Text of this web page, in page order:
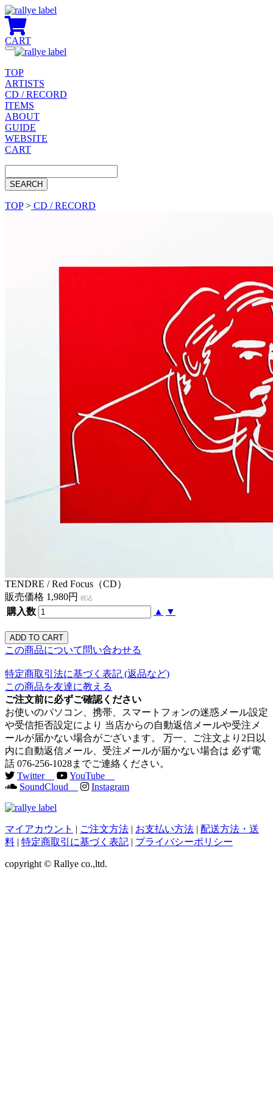
CART
Toggle
TOP
ARTISTS
CD / RECORD
ITEMS
ABOUT
GUIDE
WEBSITE
CART
TOP > CD / RECORD
TENDRE / Red Focus（CD）
販売価格 1,980円
税込
購入数 ▲ ▼
この商品について問い合わせる
特定商取引法に基づく表記 (返品など)
この商品を友達に教える
ご注文前に必ずご確認ください
お使いのパソコン、携帯、スマートフォンの迷惑メール設定
や受信拒否設定により 当店からの自動返信メールや受注メ
ールが届かない場合がございます。 万一、ご注文より2日以
内に自動返信メール、受注メールが届かない場合は 必ず電
話 076-256-1028までご連絡ください。
Twitter
YouTube
SoundCloud
Instagram
マイアカウント | ご注文方法 | お支払い方法 | 配送方法・送
料 | 特定商取引に基づく表記 | プライバシーポリシー
copyright © Rallye co.,ltd.